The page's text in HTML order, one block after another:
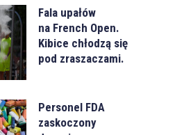
Fala upałów
na French Open.
Kibice chłodzą się
pod zraszaczami.
Personel FDA
zaskoczony